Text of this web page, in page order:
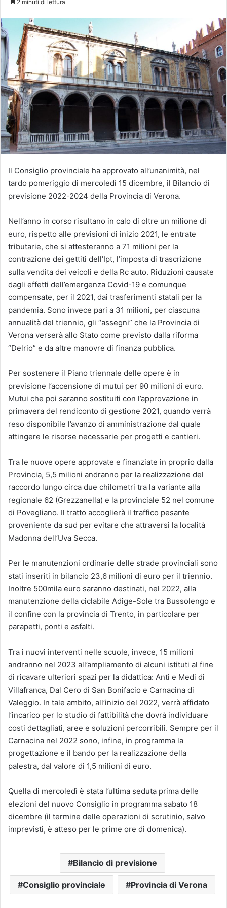
2 minuti di lettura
Il Consiglio provinciale ha approvato all’unanimità, nel
tardo pomeriggio di mercoledì 15 dicembre, il Bilancio di
previsione 2022-2024 della Provincia di Verona.
Nell’anno in corso risultano in calo di oltre un milione di
euro, rispetto alle previsioni di inizio 2021, le entrate
tributarie, che si attesteranno a 71 milioni per la
contrazione dei gettiti dell’Ipt, l’imposta di trascrizione
sulla vendita dei veicoli e della Rc auto. Riduzioni causate
dagli effetti dell’emergenza Covid-19 e comunque
compensate, per il 2021, dai trasferimenti statali per la
pandemia. Sono invece pari a 31 milioni, per ciascuna
annualità del triennio, gli “assegni” che la Provincia di
Verona verserà allo Stato come previsto dalla riforma
“Delrio” e da altre manovre di finanza pubblica.
Per sostenere il Piano triennale delle opere è in
previsione l’accensione di mutui per 90 milioni di euro.
Mutui che poi saranno sostituiti con l’approvazione in
primavera del rendiconto di gestione 2021, quando verrà
reso disponibile l’avanzo di amministrazione dal quale
attingere le risorse necessarie per progetti e cantieri.
Tra le nuove opere approvate e finanziate in proprio dalla
Provincia, 5,5 milioni andranno per la realizzazione del
raccordo lungo circa due chilometri tra la variante alla
regionale 62 (Grezzanella) e la provinciale 52 nel comune
di Povegliano. Il tratto accoglierà il traffico pesante
proveniente da sud per evitare che attraversi la località
Madonna dell’Uva Secca.
Per le manutenzioni ordinarie delle strade provinciali sono
stati inseriti in bilancio 23,6 milioni di euro per il triennio.
Inoltre 500mila euro saranno destinati, nel 2022, alla
manutenzione della ciclabile Adige-Sole tra Bussolengo e
il confine con la provincia di Trento, in particolare per
parapetti, ponti e asfalti.
Tra i nuovi interventi nelle scuole, invece, 15 milioni
andranno nel 2023 all’ampliamento di alcuni istituti al fine
di ricavare ulteriori spazi per la didattica: Anti e Medi di
Villafranca, Dal Cero di San Bonifacio e Carnacina di
Valeggio. In tale ambito, all’inizio del 2022, verrà affidato
l’incarico per lo studio di fattibilità che dovrà individuare
costi dettagliati, aree e soluzioni percorribili. Sempre per il
Carnacina nel 2022 sono, infine, in programma la
progettazione e il bando per la realizzazione della
palestra, dal valore di 1,5 milioni di euro.
Quella di mercoledì è stata l’ultima seduta prima delle
elezioni del nuovo Consiglio in programma sabato 18
dicembre (il termine delle operazioni di scrutinio, salvo
imprevisti, è atteso per le prime ore di domenica).
Bilancio di previsione
Consiglio provinciale Provincia di Verona